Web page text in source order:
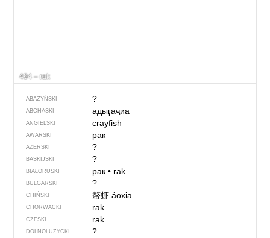
494 – rak
ABAZYŃSKI ?
ABCHASKI адыӷаҷиа
ANGIELSKI crayfish
AWARSKI рак
AZERSKI ?
BASKIJSKI ?
BIAŁORUSKI рак• rak
BUŁGARSKI ?
CHIŃSKI 螯虾áoxiā
CHORWACKI rak
CZESKI rak
DOLNOŁUŻYCKI ?